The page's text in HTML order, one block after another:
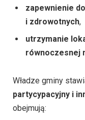
zapewnienie
i zdrowotnych,
utrzymanie
równoczesnej
Władze gminy
partycypacyjny i
obejmują: